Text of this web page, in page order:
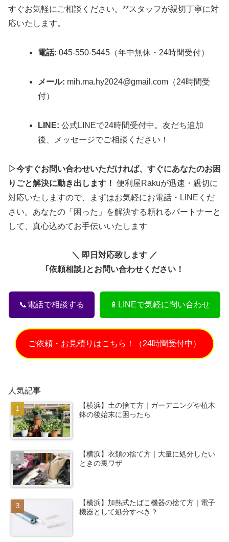
すぐお気軽にご相談ください。**スタッフが親切丁寧に対
応いたします。
電話: 045-550-5445（年中無休・24時間受付）
メール: mih.ma.hy2024@gmail.com（24時間受
付）
LINE: 公式LINEで24時間受付中。友だち追加
後、メッセージでご相談ください！
▷今すぐお問い合わせいただければ、すぐにあなたのお困
りごと解決に動き出します！ 便利屋Rakuが迅速・親切に
対応いたしますので、まずはお気軽にお電話・LINEくだ
さい。あなたの「困った」を解決する頼れるパートナーと
して、真心込めてお手伝いいたします
＼ 即日対応致します ／
｢依頼相談｣とお問い合わせください！
📞電話で相談する 📱LINEで気軽に問い合わせ
ご依頼・お見積りはこちら！（24時間受付中）
人気記事
【横浜】土の捨て方｜ガーデニングや植木
鉢の後始末に困ったら
【横浜】衣類の捨て方｜大量に処分したい
ときの裏ワザ
【横浜】加熱式たばこ機器の捨て方｜電子
機器として処分すべき？